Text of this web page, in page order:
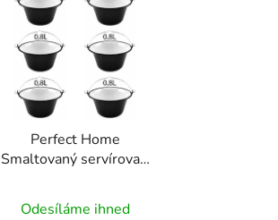
Perfect Home
Smaltovaný servírovací
87710
Odesíláme ihned